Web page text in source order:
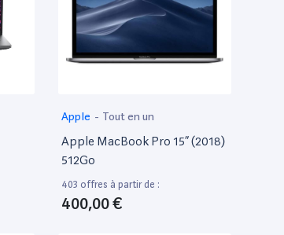
Apple - Tout en un
Apple MacBook Pro 15” (2018)
512Go
403 offres à partir de :
400,00 €